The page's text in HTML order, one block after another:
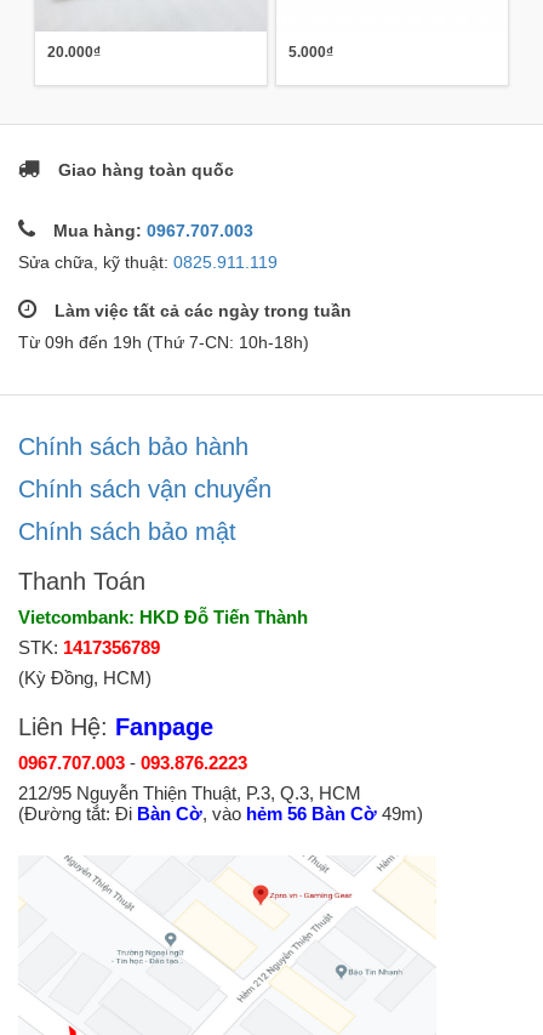
20.000₫ 5.000₫
Giao hàng toàn quốc
Mua hàng: 0967.707.003
Sửa chữa, kỹ thuật: 0825.911.119
Làm việc tất cả các ngày trong tuần
Từ 09h đến 19h (Thứ 7-CN: 10h-18h)
Chính sách bảo hành
Chính sách vận chuyển
Chính sách bảo mật
Thanh Toán
Vietcombank: HKD Đỗ Tiến Thành
STK: 1417356789
(Kỳ Đồng, HCM)
Liên Hệ: Fanpage
0967.707.003 - 093.876.2223
212/95 Nguyễn Thiện Thuật, P.3, Q.3, HCM
(Đường tắt: Đi Bàn Cờ, vào hẻm 56 Bàn Cờ 49m)